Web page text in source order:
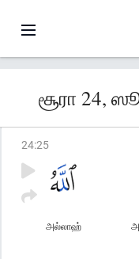
சூரா 24,
24:25
அல்லாஹ்